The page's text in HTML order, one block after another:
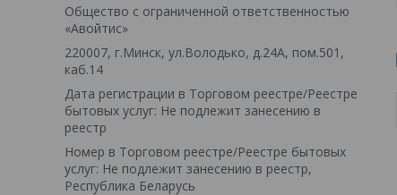
Общество с ограниченной ответственностью
«Авойтис»
220007, г.Минск, ул.Володько, д.24А, пом.501,
каб.14
Дата регистрации в Торговом реестре/Реестре
бытовых услуг: Не подлежит занесению в
реестр
Номер в Торговом реестре/Реестре бытовых
услуг: Не подлежит занесению в реестр,
Республика Беларусь